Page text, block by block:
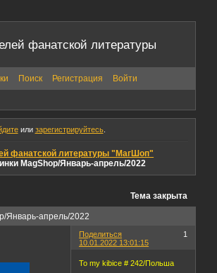
фанатской литературы
Поиск Регистрация Войти
или зарегистрируйтесь.
фанатской литературы "МагШоп"
MagShop/Январь-апрель/2022
Январь-апрель/2022
Тема закрыта
Поделиться
1
10.01.2022 13:01:15
To my kibice # 242/Польша